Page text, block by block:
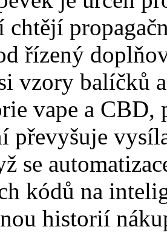
chtějí
řízený
vzory balíčků
vape a CBD,
převyšuje
se
kódů na
historií